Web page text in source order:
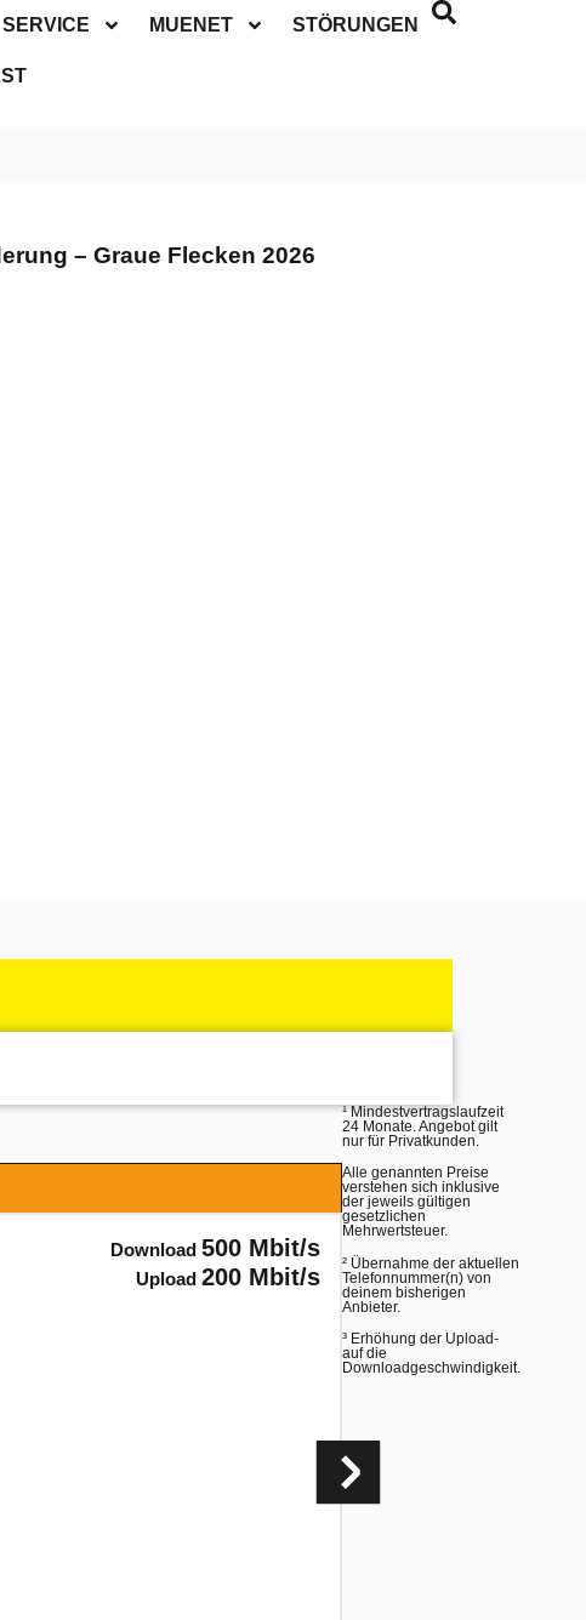
SERVICE MUENET STÖRUNGEN
– Graue Flecken 2026
Download 500 Mbit/s
Upload 200 Mbit/s
DE-Festnetz-
¹Mindestvertragslaufzeit
24 Monate. Angebot gilt
nur für Privatkunden.
Alle genannten Preise
verstehen sich inklusive
der jeweils gültigen
gesetzlichen
Mehrwertsteuer.
² Übernahme der aktuellen
Telefonnummer(n) von
deinem bisherigen
Anbieter.
³ Erhöhung der Upload-
auf die
Downloadgeschwindigkeit.